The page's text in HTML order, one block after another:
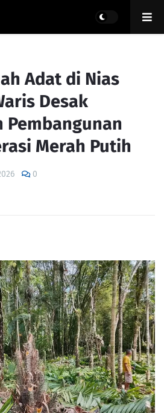
Adat di Nias
Desak
Pembangunan
Merah Putih
0